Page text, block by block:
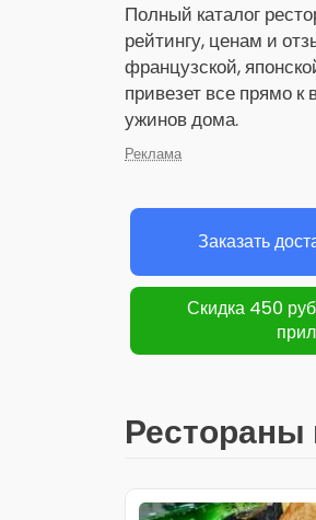
Полный каталог
рейтингу, ценам и
французской,
привезет все прямо
ужинов дома.
Реклама
Заказать
Скидка 450
Рестораны